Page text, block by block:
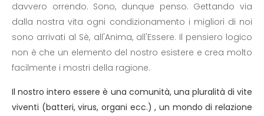
davvero orrendo. Sono, dunque penso. Gettando via
dalla nostra vita ogni condizionamento i migliori di noi
sono arrivati al Sè, all'Anima, all'Essere. Il pensiero logico
non è che un elemento del nostro esistere e crea molto
facilmente i mostri della ragione.
Il nostro intero essere è una comunità, una pluralità di vite
viventi (batteri, virus, organi ecc.) , un mondo di relazione